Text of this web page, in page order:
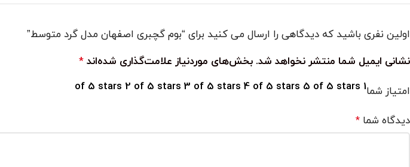
اولین نفری باشید که دیدگاهی را ارسال می کنید برای “بوم گچبری اصفهان مدل گرد متوسط”
نشانی ایمیل شما منتشر نخواهد شد. بخش‌های موردنیاز علامت‌گذاری شده‌اند *
امتیاز شما1 of 5 stars
2 of 5 stars 3 of 5 stars 4 of 5 stars 5 of 5 stars
دیدگاه شما *